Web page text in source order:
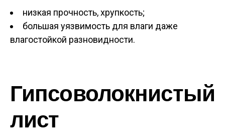
низкая прочность, хрупкость;
большая уязвимость для влаги даже
влагостойкой разновидности.
Гипсоволокнистый
лист